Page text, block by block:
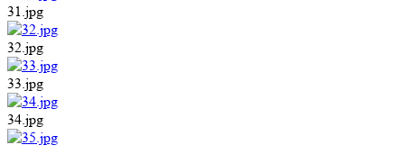
31.jpg
32.jpg
33.jpg
34.jpg